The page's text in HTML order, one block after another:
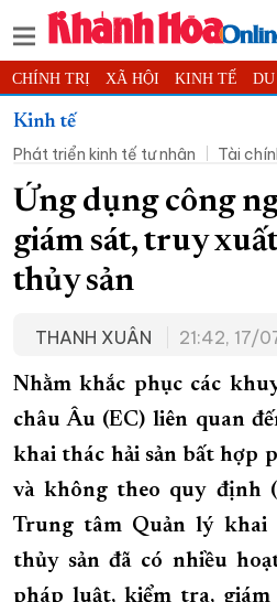
CHÍNH TRỊ XÃ HỘI KINH TẾ
THỂ THAO
KHOA HỌC - CÔNG NGHỆ PHÁP
THẾ GIỚI MULTIMEDIA VIDEO
PODCAST THÔNG TIN - QUẢNG CÁO
QUY HOẠCH TỈNH KHÁNH HÒA
CHUNG TAY CẢI CÁCH HÀNH CHÍNH
XÂY DỰNG NÔNG THÔN MỚI LỊCH
TÀU - XE - MÁY BAY
KỶ NIỆM 370 NĂM XÂY DỰNG VÀ
KHOẢNH KHẮC ĐẸP XỨ TRẦM
XÂY DỰNG KHÁNH HÒA TRỞ
ĐẠI HỘI ĐẢNG CÁC CẤP TRANG
Kinh tế
Phát triển kinh tế tư nhân
Tài
Ứng dụng công
giám sát, truy
thủy sản
THANH XUÂN 21:42, 17/
Nhằm khắc phục các
châu Âu (EC) liên quan
khai thác hải sản bất hợp
và không theo quy định
Trung tâm Quản lý khai
thủy sản đã có nhiều
pháp luật, kiểm tra,